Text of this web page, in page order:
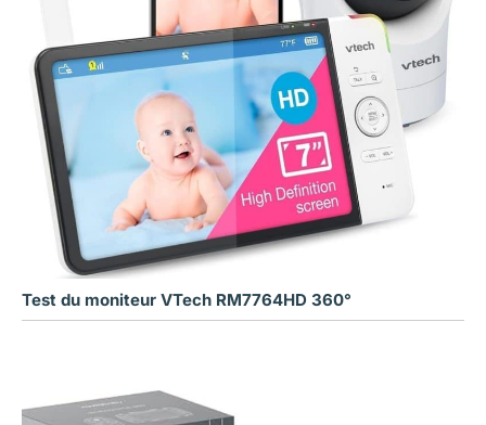
Test du moniteur VTech RM7764HD 360°